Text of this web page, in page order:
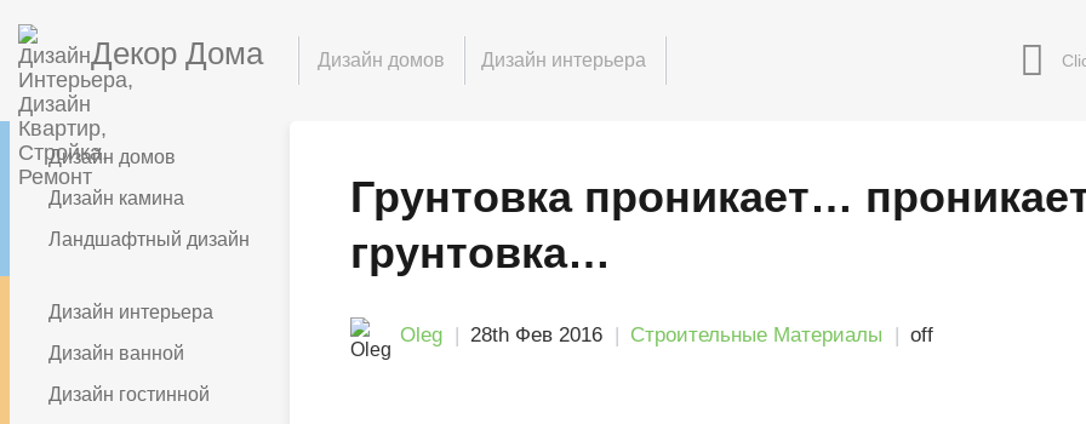
Декор Дома Дизайн домов Дизайн интерьера
Дизайн домов
Дизайн камина
Ландшафтный дизайн
Дизайн интерьера
Дизайн ванной
Дизайн гостинной
Грунтовка проникает…
грунтовка…
Oleg 28th Фев 2016 Строительные Материалы off